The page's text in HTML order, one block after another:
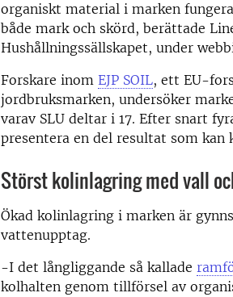
organiskt material i marken
både mark och skörd, berättade
Hushållningssällskapet, under
Forskare inom EJP SOIL, ett EU-
jordbruksmarken, undersöker
varav SLU deltar i 17. Efter snart
presentera en del resultat som
Störst kolinlagring med vall
Ökad kolinlagring i marken är
vattenupptag.
-I det långliggande så kallade
kolhalten genom tillförsel av